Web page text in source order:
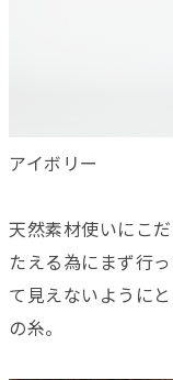
アイボリー
天然素材使いにこ
たえる為にまず行
て見えないように
の糸。